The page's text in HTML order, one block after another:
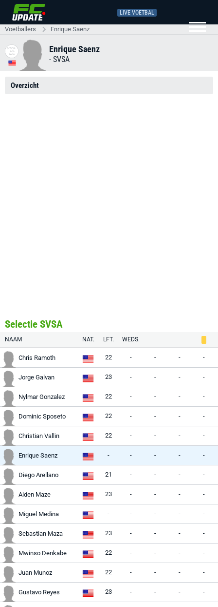
LIVE VOETBAL
Voetballers Enrique Saenz
Enrique Saenz
- SVSA
Overzicht
Selectie SVSA
NAAM NAT. LFT. WEDS.
Chris Ramoth 22 - - - -
Jorge Galvan 23 - - - -
Nylmar Gonzalez 22 - - - -
Dominic Sposeto 22 - - - -
Christian Vallin 22 - - - -
Enrique Saenz - - - - -
Diego Arellano 21 - - - -
Aiden Maze 23 - - - -
Miguel Medina - - - - -
Sebastian Maza 23 - - - -
Mwinso Denkabe 22 - - - -
Juan Munoz 22 - - - -
Gustavo Reyes 23 - - - -